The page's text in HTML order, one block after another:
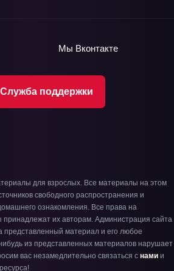
Служба поддержки
Мы Вконтакте
для взрослых. Все материалы на этом
свободного распространения и
ознакомления. Все права на
их авторам. Администрация сайта
представленный материал и его любое
из представленных материалов нарушает
вас незамедлительно связаться с нами и